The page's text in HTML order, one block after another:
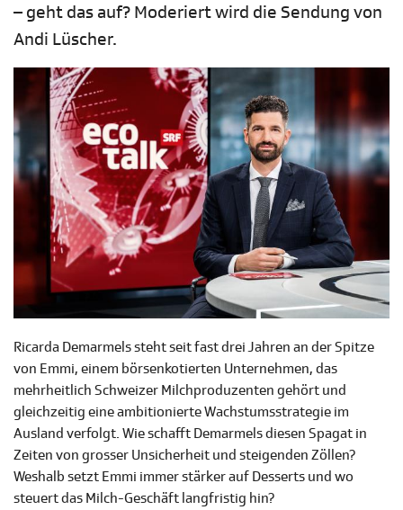
– geht das auf? Moderiert wird die Sendung von
Andi Lüscher.
Ricarda Demarmels steht seit fast drei Jahren an der Spitze
von Emmi, einem börsenkotierten Unternehmen, das
mehrheitlich Schweizer Milchproduzenten gehört und
gleichzeitig eine ambitionierte Wachstumsstrategie im
Ausland verfolgt. Wie schafft Demarmels diesen Spagat in
Zeiten von grosser Unsicherheit und steigenden Zöllen?
Weshalb setzt Emmi immer stärker auf Desserts und wo
steuert das Milch-Geschäft langfristig hin?